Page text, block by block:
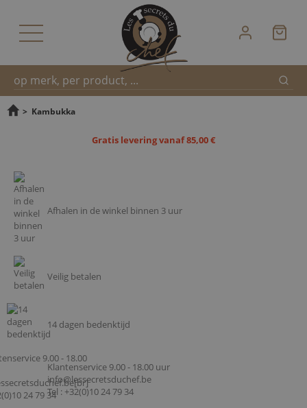
Snel
> Kambukka
Gratis levering vanaf 85,00 €
Afhalen in de winkel binnen 3 uur
Veilig betalen
14 dagen bedenktijd
Klantenservice 9.00 - 18.00 uur
info@lessecretsduchef.be
Tel : +32(0)10 24 79 34